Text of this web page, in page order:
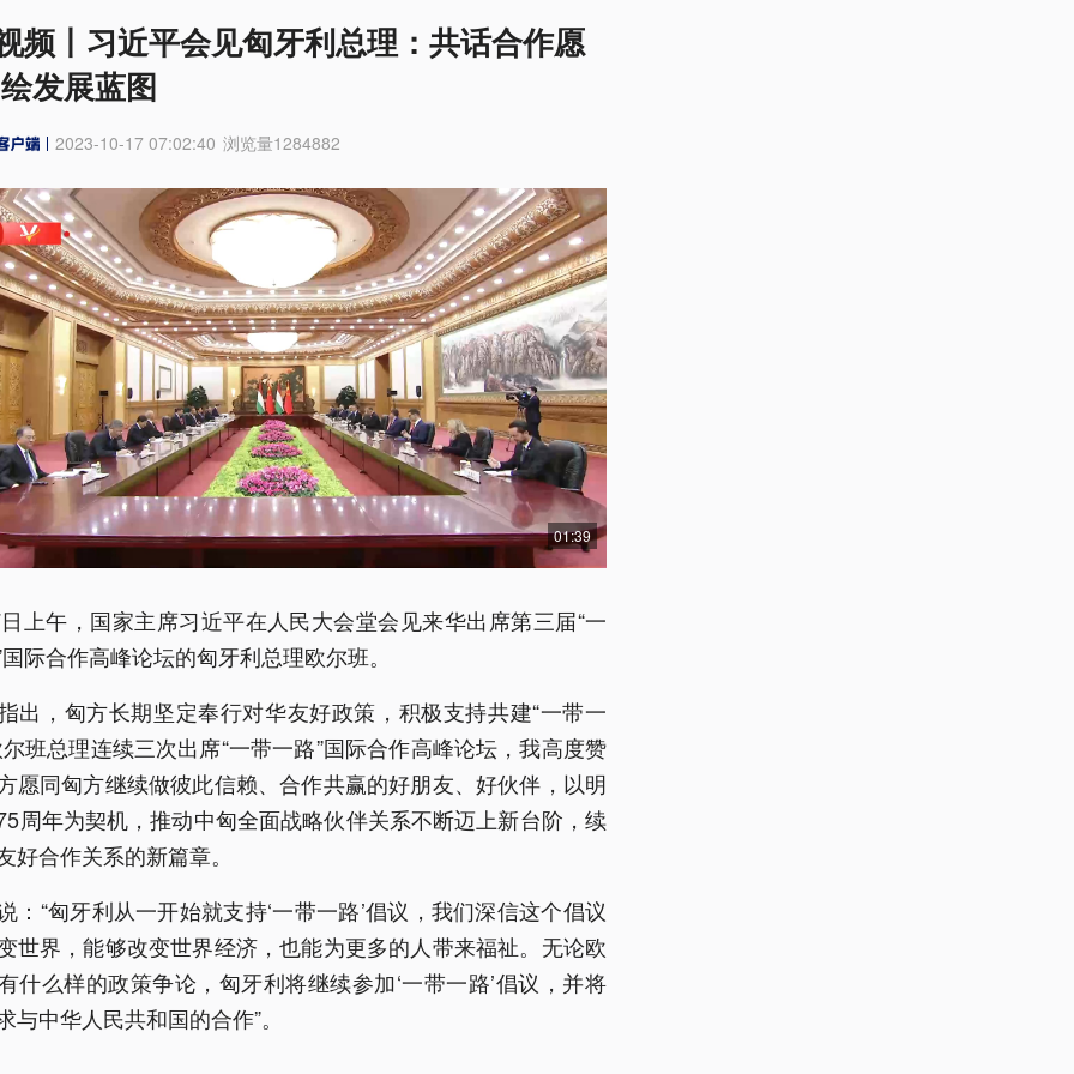
频丨习近平会见匈牙利总理：共话合作愿
发展蓝图
2023-10-17 07:02:40 浏览量1284882
01:39
上午，国家主席习近平在人民大会堂会见来华出席第三届“一
际合作高峰论坛的匈牙利总理欧尔班。
出，匈方长期坚定奉行对华友好政策，积极支持共建“一带一
班总理连续三次出席“一带一路”国际合作高峰论坛，我高度赞
愿同匈方继续做彼此信赖、合作共赢的好朋友、好伙伴，以明
周年为契机，推动中匈全面战略伙伴关系不断迈上新台阶，续
好合作关系的新篇章。
：“匈牙利从一开始就支持‘一带一路’倡议，我们深信这个倡议
世界，能够改变世界经济，也能为更多的人带来福祉。无论欧
什么样的政策争论，匈牙利将继续参加‘一带一路’倡议，并将
与中华人民共和国的合作”。